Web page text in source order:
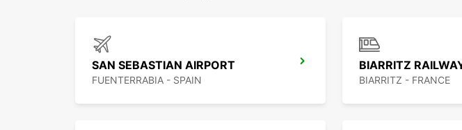
SAN SEBASTIAN AIRPORT
FUENTERRABIA - SPAIN BIARRITZ - FRANCE